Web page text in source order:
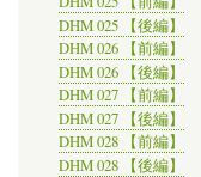
開
催
さ
れ
た。
の
DHM 025 【後編】
DHM 026 【前編】
DHM 026 【後編】
DHM 027 【前編】
DHM 027 【後編】
DHM 028 【前編】
DHM 028 【後編】